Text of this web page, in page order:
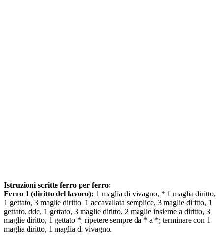
Istruzioni scritte ferro per ferro:
Ferro 1 (diritto del lavoro): 1 maglia di vivagno, * 1 maglia diritto,
1 gettato, 3 maglie diritto, 1 accavallata semplice, 3 maglie diritto, 1
gettato, ddc, 1 gettato, 3 maglie diritto, 2 maglie insieme a diritto, 3
maglie diritto, 1 gettato *, ripetere sempre da * a *; terminare con 1
maglia diritto, 1 maglia di vivagno.